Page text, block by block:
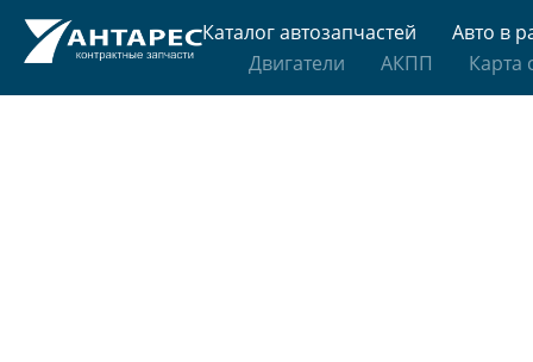
Каталог автозапчастей
Авто в
Двигатели
АКПП Карта